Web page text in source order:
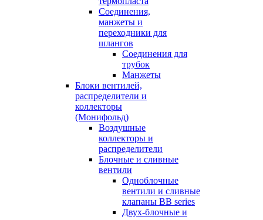
Соединения,
манжеты и
переходники для
шлангов
Соединения для
трубок
Манжеты
Блоки вентилей,
распределители и
коллекторы
(Монифольд)
Воздушные
коллекторы и
распределители
Блочные и сливные
вентили
Одноблочные
вентили и сливные
клапаны BB series
Двух-блочные и